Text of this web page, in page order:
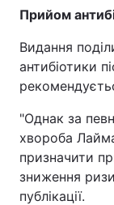
Прийом
Видання
антибіотики
"Однак за
хвороба
призначити
зниження
публікації.